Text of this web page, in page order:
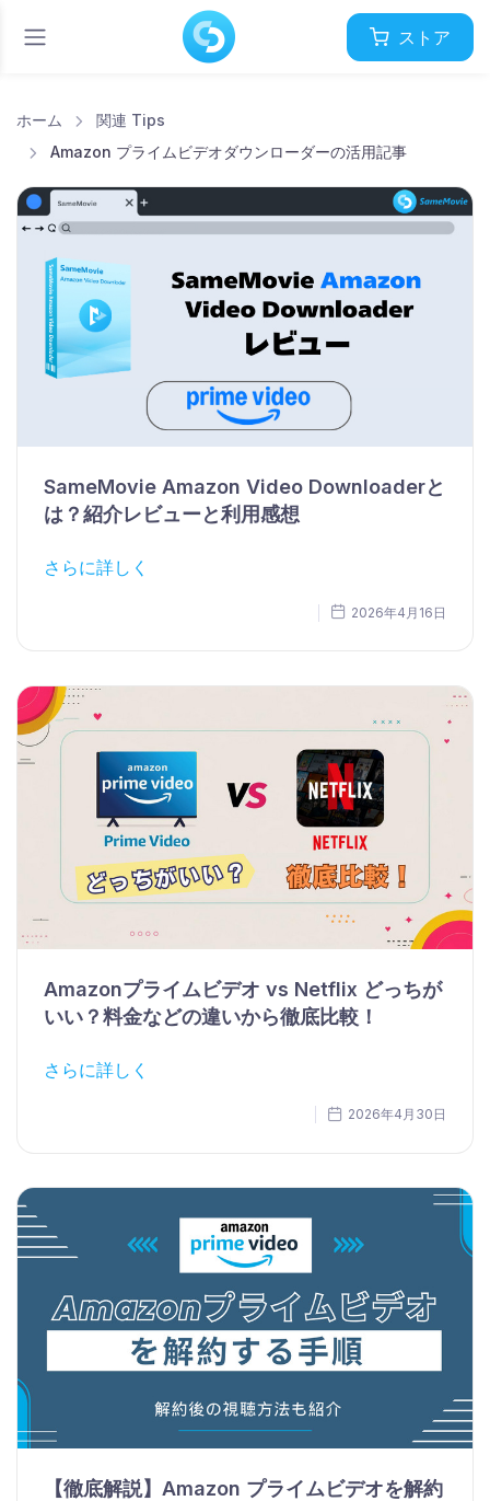
ストア
ホーム
関連 Tips
Amazon プライムビデオダウンローダーの活用記事
SameMovie Amazon Video Downloaderと
は？紹介レビューと利用感想
さらに詳しく
2026年4月16日
Amazonプライムビデオ vs Netflix どっちが
いい？料金などの違いから徹底比較！
さらに詳しく
2026年4月30日
【徹底解説】Amazon プライムビデオを解約